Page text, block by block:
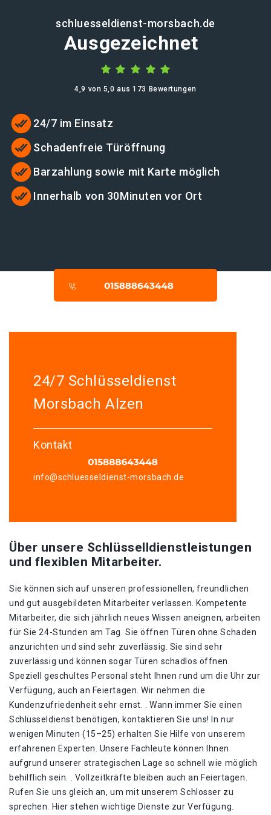
schluesseldienst-morsbach.de
Ausgezeichnet
4,9 von 5,0 aus 173 Bewertungen
24/7 im Einsatz
Schadenfreie Türöffnung
Barzahlung sowie mit Karte möglich
Innerhalb von 30Minuten vor Ort
24/7 Schlüsseldienst
Morsbach Alzen
Kontakt
info@schluesseldienst-morsbach.de
Über unsere Schlüsselldienstleistungen
und flexiblen Mitarbeiter.
Sie können sich auf unseren professionellen, freundlichen
und gut ausgebildeten Mitarbeiter verlassen. Kompetente
Mitarbeiter, die sich jährlich neues Wissen aneignen, arbeiten
für Sie 24-Stunden am Tag. Sie öffnen Türen ohne Schaden
anzurichten und sind sehr zuverlässig. Sie sind sehr
zuverlässig und können sogar Türen schadlos öffnen.
Speziell geschultes Personal steht Ihnen rund um die Uhr zur
Verfügung, auch an Feiertagen. Wir nehmen die
Kundenzufriedenheit sehr ernst. . Wann immer Sie einen
Schlüsseldienst benötigen, kontaktieren Sie uns! In nur
wenigen Minuten (15–25) erhalten Sie Hilfe von unserem
erfahrenen Experten. Unsere Fachleute können Ihnen
aufgrund unserer strategischen Lage so schnell wie möglich
behilflich sein. . Vollzeitkräfte bleiben auch an Feiertagen.
Rufen Sie uns gleich an, um mit unserem Schlosser zu
sprechen. Hier stehen wichtige Dienste zur Verfügung.